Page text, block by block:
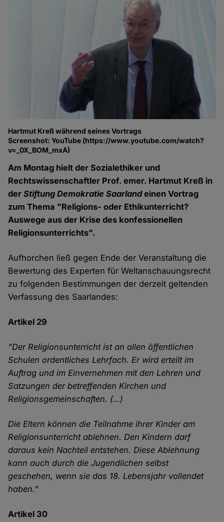
Hartmut Kreß während seines Vortrags
Screenshot: YouTube (https://www.youtube.com/watch?
v=_0X_BOM_mxA)
Am Montag hielt der Sozialethiker und
Rechtswissenschaftler Prof. emer. Hartmut Kreß in
derStiftung Demokratie Saarlandeinen Vortrag
zum Thema "Religions- oder Ethikunterricht?
Auswege aus der Krise des konfessionellen
Religionsunterrichts".
Aufhorchen ließ gegen Ende der Veranstaltung die
Bewertung des Experten für Weltanschauungsrecht
zu folgenden Bestimmungen der derzeit geltenden
Verfassung des Saarlandes:
Artikel 29
"Der Religionsunterricht ist an allen öffentlichen
Schulen ordentliches Lehrfach. Er wird erteilt im
Auftrag und im Einvernehmen mit den Lehren und
Satzungen der betreffenden Kirchen und
Religionsgemeinschaften. (…)
Die Eltern können die Teilnahme ihrer Kinder am
Religionsunterricht ablehnen. Den Kindern darf
daraus kein Nachteil entstehen. Diese Ablehnung
kann auch durch die Jugendlichen selbst
geschehen, wenn sie das 18. Lebensjahr vollendet
haben."
Artikel 30